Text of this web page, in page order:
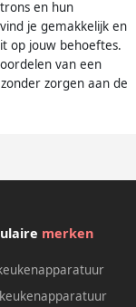
en hun
je gemakkelijk en
op jouw behoeftes.
van een
zorgen aan de
merken